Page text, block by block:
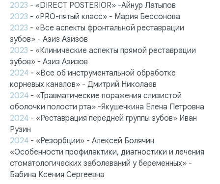
2023 - «DIRECT POSTERIOR» -Айнур Латыпов
2023 - «PRO-пятый класс» - Мария Бессонова
2023 - «Все аспекты фронтальной реставрации
зубов» - Азиз Азизов
2023 - «Клинические аспекты прямой реставрации
зубов» - Азиз Азизов
2024 - «Все об инструментальной обработке
корневых каналов» - Дмитрий Николаев
2024 - «Травматические поражения слизистой
оболочки полости рта» -Якушечкина Елена Петровна
2024 - «Реставрация передней группы зубов» Иван
Рузин
2024 - «Резорбции» - Алексей Болячин
«Особенности профилактики, диагностики и лечения
стоматологических заболеваний у беременных» -
Бабина Ксения Сергеевна